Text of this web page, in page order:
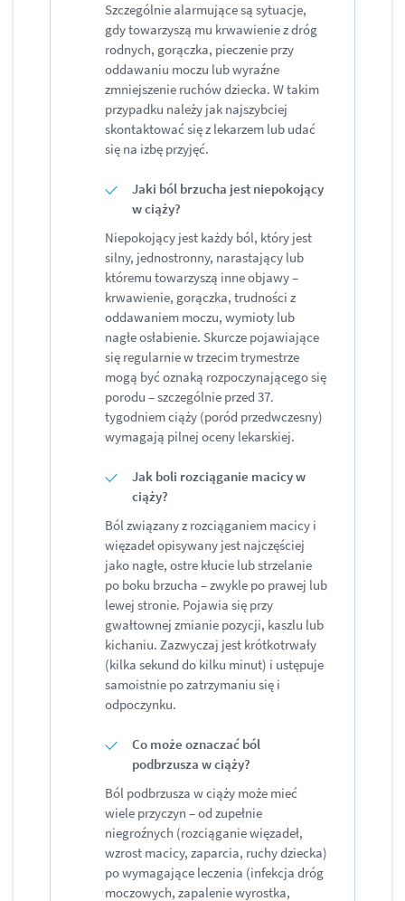
Szczególnie alarmujące są sytuacje,
gdy towarzyszą mu krwawienie z dróg
rodnych, gorączka, pieczenie przy
oddawaniu moczu lub wyraźne
zmniejszenie ruchów dziecka. W takim
przypadku należy jak najszybciej
skontaktować się z lekarzem lub udać
się na izbę przyjęć.
Jaki ból brzucha jest niepokojący
w ciąży?
Niepokojący jest każdy ból, który jest
silny, jednostronny, narastający lub
któremu towarzyszą inne objawy –
krwawienie, gorączka, trudności z
oddawaniem moczu, wymioty lub
nagłe osłabienie. Skurcze pojawiające
się regularnie w trzecim trymestrze
mogą być oznaką rozpoczynającego się
porodu – szczególnie przed 37.
tygodniem ciąży (poród przedwczesny)
wymagają pilnej oceny lekarskiej.
Jak boli rozciąganie macicy w
ciąży?
Ból związany z rozciąganiem macicy i
więzadeł opisywany jest najczęściej
jako nagłe, ostre kłucie lub strzelanie
po boku brzucha – zwykle po prawej lub
lewej stronie. Pojawia się przy
gwałtownej zmianie pozycji, kaszlu lub
kichaniu. Zazwyczaj jest krótkotrwały
(kilka sekund do kilku minut) i ustępuje
samoistnie po zatrzymaniu się i
odpoczynku.
Co może oznaczać ból
podbrzusza w ciąży?
Ból podbrzusza w ciąży może mieć
wiele przyczyn – od zupełnie
niegroźnych (rozciąganie więzadeł,
wzrost macicy, zaparcia, ruchy dziecka)
po wymagające leczenia (infekcja dróg
moczowych, zapalenie wyrostka,